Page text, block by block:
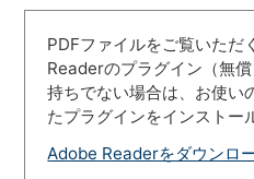
PDFファイルをご覧いただ
Readerのプラグイン（無
持ちでない場合は、お使い
たプラグインをインストー
Adobe Readerをダウンロ